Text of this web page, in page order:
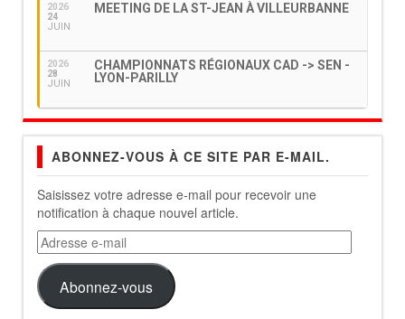
2026
24
JUIN
MEETING DE LA ST-JEAN À VILLEURBANNE
2026
28
JUIN
CHAMPIONNATS RÉGIONAUX CAD -> SEN -
LYON-PARILLY
ABONNEZ-VOUS À CE SITE PAR E-MAIL.
Saisissez votre adresse e-mail pour recevoir une
notification à chaque nouvel article.
Adresse
e-
mail
Abonnez-vous